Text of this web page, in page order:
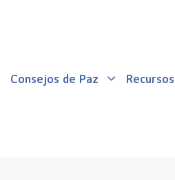
Consejos de Paz Recursos